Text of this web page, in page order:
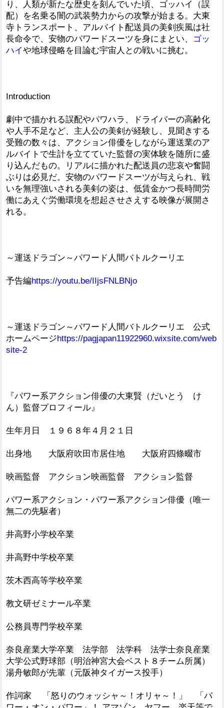
り、人類が新たな歴史を刻んでいた頃、ゴッハイ（誤
配）を名乗る闇の武装勢力からの攻撃が始まる。大東
寺トランスポート、アルバイト配送員の美剣疾風は社
長命令で、安物のパワードスーツを身にまとい、
ゴッ
ハイや地球侵略を目論む宇宙人との戦いに挑む。
Introduction
劇中で描かれる誤配やパワハラ、ドライバーの高齢化
や人手不足など、主人公の美剣が経験し、見聞きする
受難の数々は、アクション俳優をしながら運送業のア
ルバイトで生計を立てていた監督の実体験を随所に盛
り込んだもの。リアルに描かれた配送員の悲哀や奮闘
ぶりは必見だ。安物のパワードスーツが与えられ、戦
いを無理強いされる美剣の姿は、低賃金かつ長時間労
働にあえぐ労働環境を想起させさえする映像が展開さ
れる。
～運送ドラゴン～パワード人間バトルクーリエ
予告編https://youtu.be/IIjsFNLBNjo
～運送ドラゴン～パワード人間バトルクーリエ 公式
ホームページhttps://pagjapan11922960.wixsite.com/web
site-2
『パワー系アクション俳優の大東賢（だいとう け
ん）監督プロフィール』
生年月日 １９６８年４月２１日
出身地 大阪府吹田市居住地 大阪府四條畷市
映画監督 アクション映画監督 アクション監督
パワー系アクション・パワー系アクション俳優（唯一
無二の先駆者）
井高野小学校卒業
井高野中学校卒業
茨木西高等学校卒業
教文研ゼミナール卒業
公務員専門学校卒業
奈良産業大学卒業 法学部 法学科 法学士奈良産業
大学公式野球部（明治神宮大会ベスト８チーム所属）
湯舟敏郎が先輩（元阪神タイガース投手）
作詞家 「怒りのウォッシャ～！オリャ～！」 「パ